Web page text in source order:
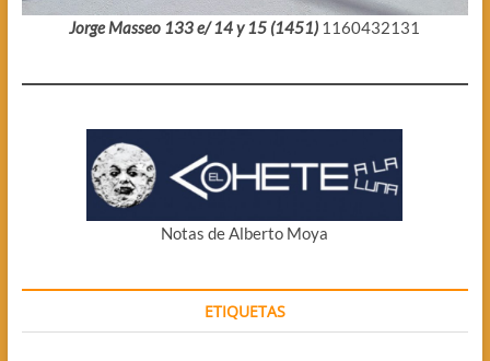
Jorge Masseo 133 e/ 14 y 15 (1451) 1160432131
Notas de Alberto Moya
ETIQUETAS